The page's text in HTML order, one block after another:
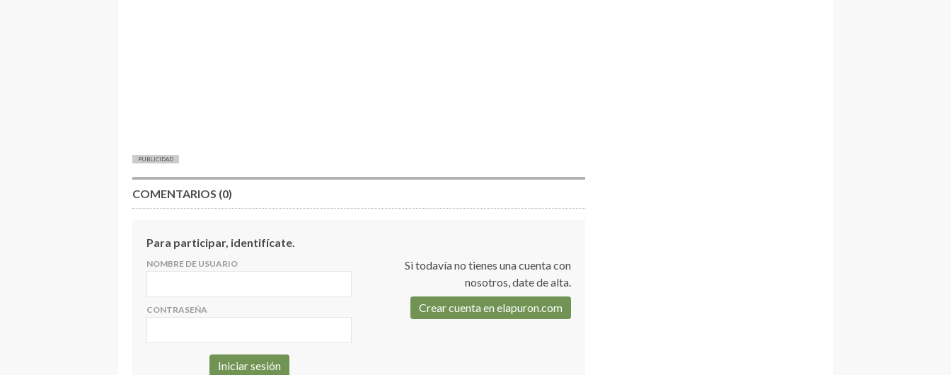
PUBLICIDAD
COMENTARIOS (0)
Para participar, identifícate.
NOMBRE DE USUARIO
CONTRASEÑA
Si todavía no tienes una cuenta con
nosotros, date de alta.
Crear cuenta en elapuron.com